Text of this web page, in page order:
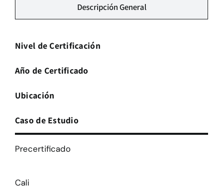
Descripción General
Nivel de Certificación
Año de Certificado
Ubicación
Caso de Estudio
Precertificado
Cali